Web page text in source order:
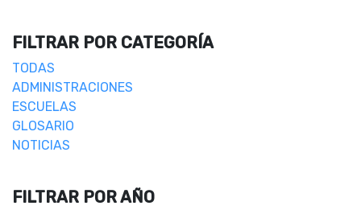
FILTRAR POR CATEGORÍA
TODAS
ADMINISTRACIONES
ESCUELAS
GLOSARIO
NOTICIAS
FILTRAR POR AÑO